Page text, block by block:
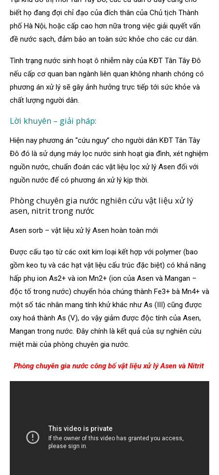
biết họ đang đợi chỉ đạo của đích thân của Chủ tịch Thành
phố Hà Nội, hoặc cấp cao hơn nữa trong việc giải quyết vấn
đề nước sạch, đảm bảo an toàn sức khỏe cho các cư dân.
Tình trạng nước sinh hoạt ô nhiễm này của KĐT Tân Tây Đô
nếu cấp cơ quan ban ngành liên quan không nhanh chóng có
phương án xử lý sẽ gây ảnh hưởng trực tiếp tới sức khỏe và
chất lượng người dân.
Lời khuyên – giải pháp:
Hiện nay phương án “cứu nguy” cho người dân KĐT Tân Tây
Đô đó là sử dụng máy lọc nước sinh hoạt gia đình, xét nghiệm
nguồn nước, chuẩn đoán các vật liệu lọc xử lý Asen đối với
nguồn nước để có phương án xử lý kịp thời.
Phòng chuyên gia nước nghiên cứu vật liệu xử lý
asen, nitrit trong nước
Asen sorb – vật liệu xử lý Asen hoàn toàn mới
Được cấu tạo từ các oxit kim loại kết hợp với polymer (bao
gồm keo tụ và các hạt vật liệu cấu trúc đặc biệt) có khả năng
hấp phụ ion As2+ và ion Mn2+ (ion của Asen và Mangan –
độc tố trong nước) chuyển hóa chúng thành Fe3+ bà Mn4+ và
một số tác nhân mang tính khử khác như As (III) cũng được
oxy hoá thành As (V), do vậy giảm được độc tính của Asen,
Mangan trong nước. Đây chính là kết quả của sự nghiên cứu
miệt mài của phòng chuyên gia nước.
Phòng chuyên gia nước công bố vật liệu xử lý Asen và Nitrit